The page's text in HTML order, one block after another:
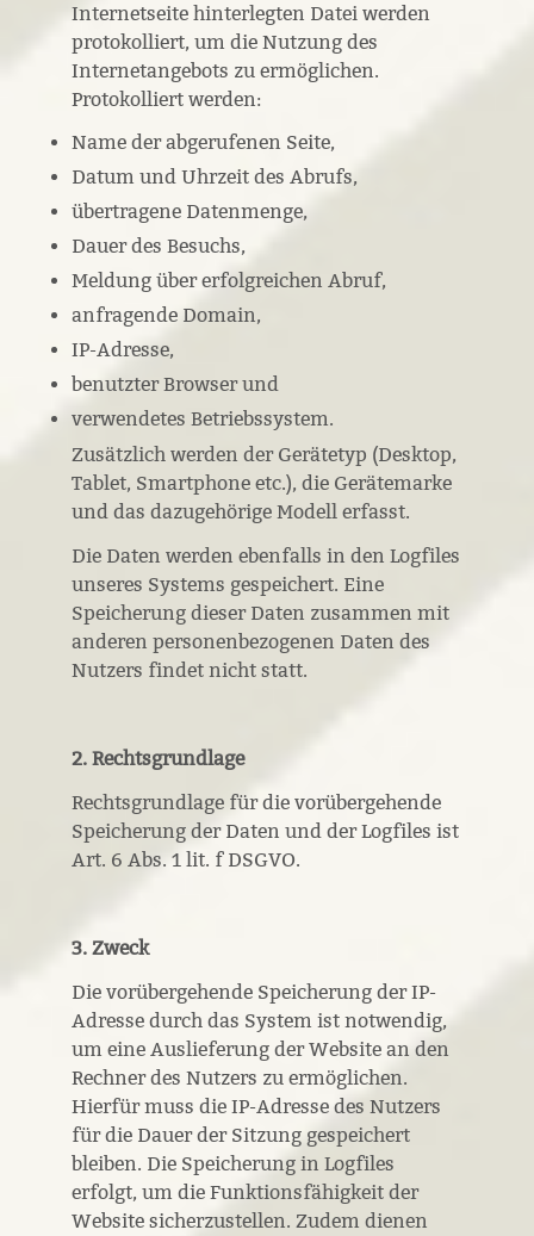
Internetseite hinterlegten Datei werden
protokolliert, um die Nutzung des
Internetangebots zu ermöglichen.
Protokolliert werden:
Name der abgerufenen Seite,
Datum und Uhrzeit des Abrufs,
übertragene Datenmenge,
Dauer des Besuchs,
Meldung über erfolgreichen Abruf,
anfragende Domain,
IP-Adresse,
benutzter Browser und
verwendetes Betriebssystem.
Zusätzlich werden der Gerätetyp (Desktop,
Tablet, Smartphone etc.), die Gerätemarke
und das dazugehörige Modell erfasst.
Die Daten werden ebenfalls in den Logfiles
unseres Systems gespeichert. Eine
Speicherung dieser Daten zusammen mit
anderen personenbezogenen Daten des
Nutzers findet nicht statt.
2. Rechtsgrundlage
Rechtsgrundlage für die vorübergehende
Speicherung der Daten und der Logfiles ist
Art. 6 Abs. 1 lit. f DSGVO.
3. Zweck
Die vorübergehende Speicherung der IP-
Adresse durch das System ist notwendig,
um eine Auslieferung der Website an den
Rechner des Nutzers zu ermöglichen.
Hierfür muss die IP-Adresse des Nutzers
für die Dauer der Sitzung gespeichert
bleiben. Die Speicherung in Logfiles
erfolgt, um die Funktionsfähigkeit der
Website sicherzustellen. Zudem dienen